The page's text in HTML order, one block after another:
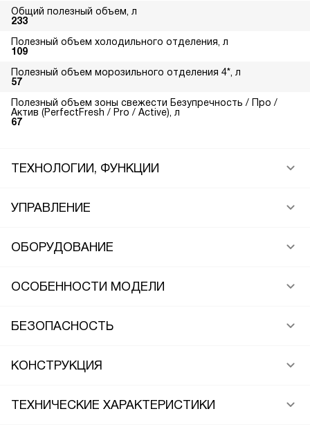
Общий полезный объем, л
233
Полезный объем холодильного отделения, л
109
Полезный объем морозильного отделения 4*, л
57
Полезный объем зоны свежести Безупречность / Про /
Актив (PerfectFresh / Pro / Active), л
67
ТЕХНОЛОГИИ, ФУНКЦИИ
УПРАВЛЕНИЕ
ОБОРУДОВАНИЕ
ОСОБЕННОСТИ МОДЕЛИ
БЕЗОПАСНОСТЬ
КОНСТРУКЦИЯ
ТЕХНИЧЕСКИЕ ХАРАКТЕРИСТИКИ